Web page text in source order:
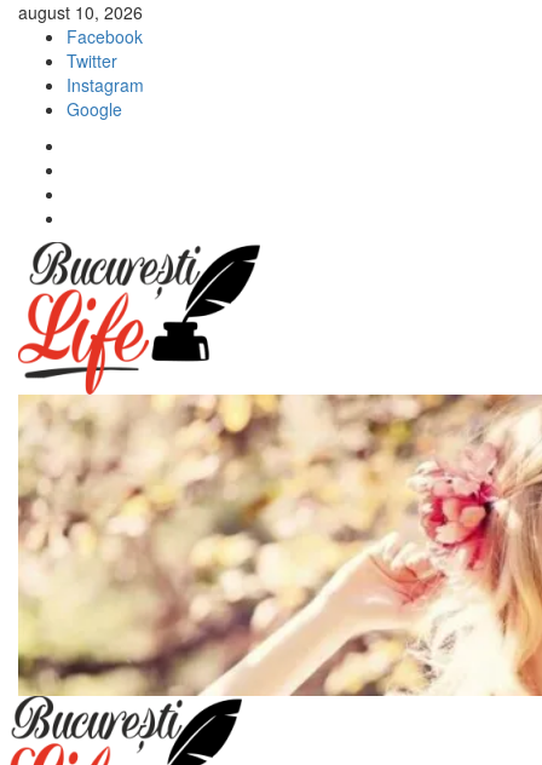
Sari
conținut
august 10, 2026
Facebook
Twitter
Instagram
Google
Meniu
principal